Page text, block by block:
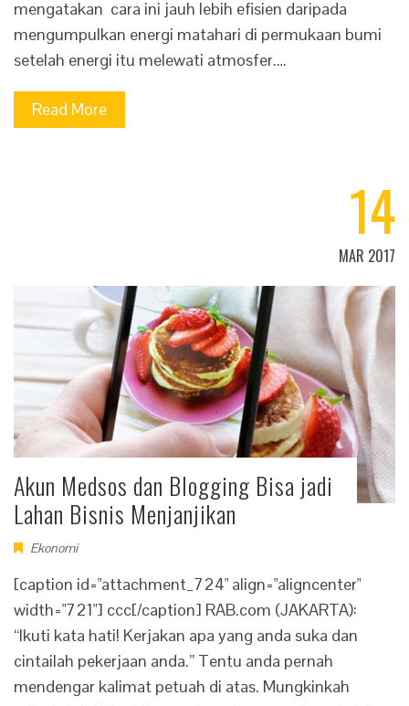
mengatakan cara ini jauh lebih efisien daripada
mengumpulkan energi matahari di permukaan bumi
setelah energi itu melewati atmosfer.…
Read More
14
MAR 2017
Akun Medsos dan Blogging Bisa jadi
Lahan Bisnis Menjanjikan
Ekonomi
[caption id="attachment_724" align="aligncenter"
width="721"] ccc[/caption] RAB.com (JAKARTA):
“Ikuti kata hati! Kerjakan apa yang anda suka dan
cintailah pekerjaan anda.” Tentu anda pernah
mendengar kalimat petuah di atas. Mungkinkah